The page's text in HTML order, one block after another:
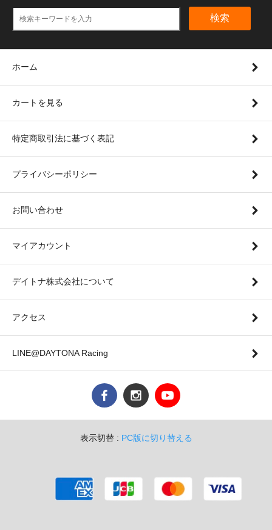
検索
ホーム
カートを見る
特定商取引法に基づく表記
プライバシーポリシー
お問い合わせ
マイアカウント
デイトナ株式会社について
アクセス
LINE@DAYTONA Racing
表示切替 : PC版に切り替える